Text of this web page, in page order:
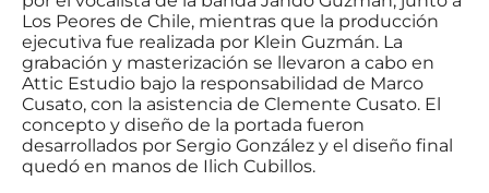
Los Peores de Chile, mientras que la producción
ejecutiva fue realizada por Klein Guzmán. La
grabación y masterización se llevaron a cabo en
Attic Estudio bajo la responsabilidad de Marco
Cusato, con la asistencia de Clemente Cusato. El
concepto y diseño de la portada fueron
desarrollados por Sergio González y el diseño final
quedó en manos de Ilich Cubillos.